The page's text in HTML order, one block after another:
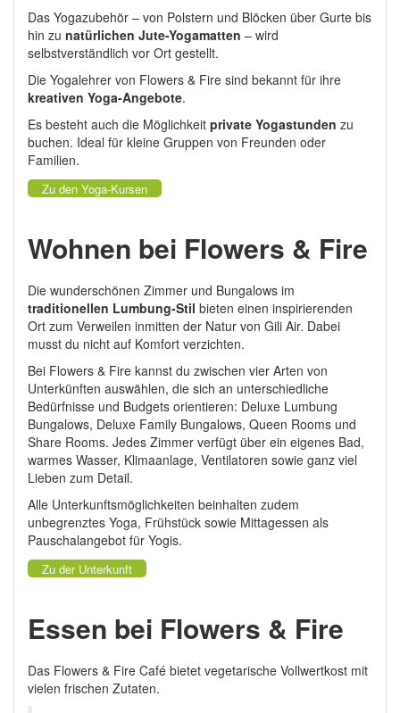
Das Yogazubehör – von Polstern und Blöcken über Gurte bis
hin zu natürlichen Jute-Yogamatten – wird
selbstverständlich vor Ort gestellt.
Die Yogalehrer von Flowers & Fire sind bekannt für ihre
kreativen Yoga-Angebote.
Es besteht auch die Möglichkeit private Yogastunden zu
buchen. Ideal für kleine Gruppen von Freunden oder
Familien.
Zu den Yoga-Kursen
Wohnen bei Flowers & Fire
Die wunderschönen Zimmer und Bungalows im
traditionellen Lumbung-Stil bieten einen inspirierenden
Ort zum Verweilen inmitten der Natur von Gili Air. Dabei
musst du nicht auf Komfort verzichten.
Bei Flowers & Fire kannst du zwischen vier Arten von
Unterkünften auswählen, die sich an unterschiedliche
Bedürfnisse und Budgets orientieren: Deluxe Lumbung
Bungalows, Deluxe Family Bungalows, Queen Rooms und
Share Rooms. Jedes Zimmer verfügt über ein eigenes Bad,
warmes Wasser, Klimaanlage, Ventilatoren sowie ganz viel
Lieben zum Detail.
Alle Unterkunftsmöglichkeiten beinhalten zudem
unbegrenztes Yoga, Frühstück sowie Mittagessen als
Pauschalangebot für Yogis.
Zu der Unterkunft
Essen bei Flowers & Fire
Das Flowers & Fire Café bietet vegetarische Vollwertkost mit
vielen frischen Zutaten.